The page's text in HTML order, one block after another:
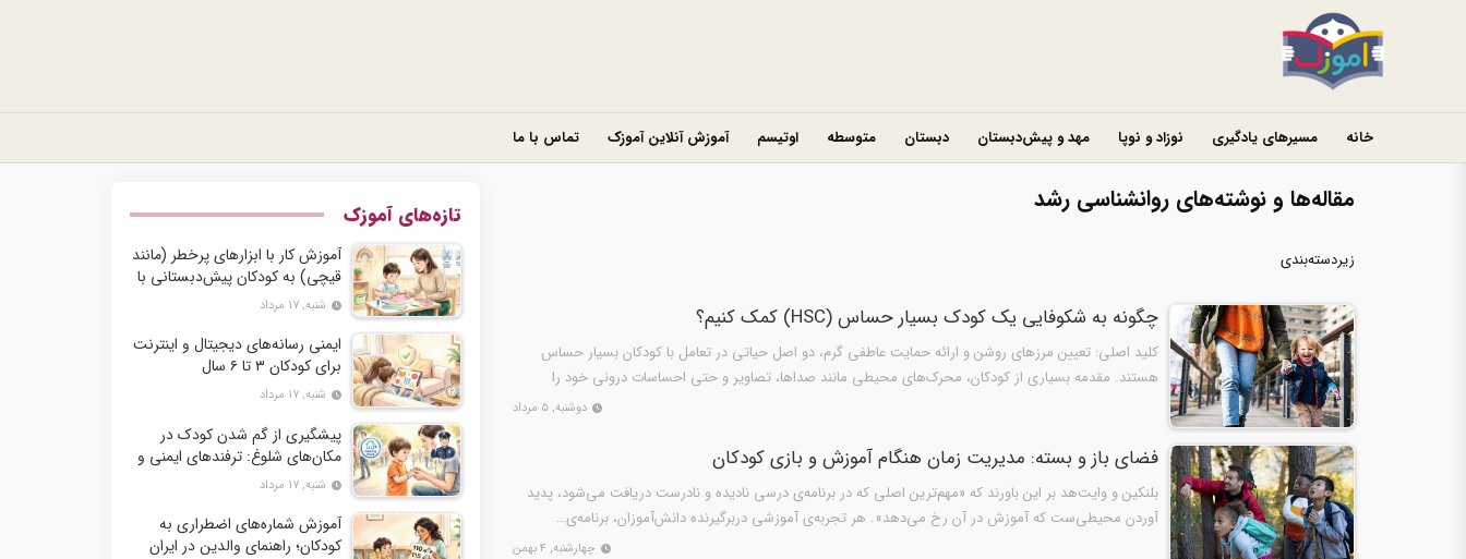
خانه مسیرهای یادگیری نوزاد و نوپا مهد و پیش‌دبستان دبستان متوسطه اوتیسم آموزش آنلاین آموزک تماس با ما
مقاله‌ها و نوشته‌های روانشناسی رشد
زیردسته‌بندی
چگونه به شکوفایی یک کودک بسیار حساس (HSC) کمک کنیم؟
کلید اصلی: تعیین مرزهای روشن و ارائه حمایت عاطفی گرم، دو اصل حیاتی در تعامل با کودکان بسیار حساس
هستند. مقدمه بسیاری از کودکان، محرک‌های محیطی مانند صداها، تصاویر و حتی احساسات درونی خود را
دوشنبه, ۵ مرداد
فضای باز و بسته: مدیریت زمان هنگام آموزش و بازی کودکان
بلنكین و وایت‌هد بر این باورند كه «مهم‌ترین اصلی كه در برنامه‌ی درسی نادیده و نادرست دریافت می‌شود، پدید
آوردن محیطی‌ست كه آموزش در آن رخ می‌دهد». هر تجربه‌ی آموزشی دربرگیرنده دانش‌آموزان، برنامه‌ی…
چهارشنبه, ۴ بهمن
تازه‌های آموزک
آموزش کار با ابزارهای پرخطر (مانند
قیچی) به کودکان پیش‌دبستانی با
رعایت اصول ایمنی
شنبه, ۱۷ مرداد
ایمنی رسانه‌های دیجیتال و اینترنت
برای کودکان ۳ تا ۶ سال
شنبه, ۱۷ مرداد
پیشگیری از گم شدن کودک در
مکان‌های شلوغ: ترفندهای ایمنی و
آموزش به کودک
شنبه, ۱۷ مرداد
آموزش شماره‌های اضطراری به
کودکان؛ راهنمای والدین در ایران